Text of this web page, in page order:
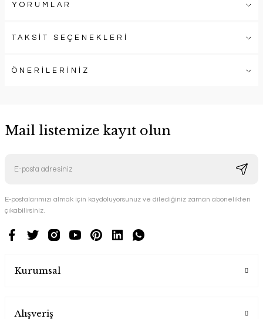
YORUMLAR
TAKSİT SEÇENEKLERİ
ÖNERİLERİNİZ
Mail listemize kayıt olun
E-postalarımızı almak için kaydoluyorsunuz ve dilediğiniz zaman abonelikten
çıkabilirsiniz.
Kurumsal
Alışveriş